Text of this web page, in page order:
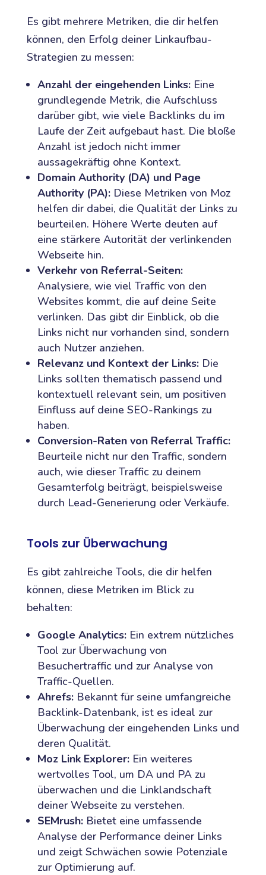
Es gibt mehrere Metriken, die dir helfen
können, den Erfolg deiner Linkaufbau-
Strategien zu messen:
Anzahl der eingehenden Links:Eine
grundlegende Metrik, die Aufschluss
darüber gibt, wie viele Backlinks du im
Laufe der Zeit aufgebaut hast. Die bloße
Anzahl ist jedoch nicht immer
aussagekräftig ohne Kontext.
Domain Authority (DA) und Page
Authority (PA):Diese Metriken von Moz
helfen dir dabei, die Qualität der Links zu
beurteilen. Höhere Werte deuten auf
eine stärkere Autorität der verlinkenden
Webseite hin.
Verkehr von Referral-Seiten:
Analysiere, wie viel Traffic von den
Websites kommt, die auf deine Seite
verlinken. Das gibt dir Einblick, ob die
Links nicht nur vorhanden sind, sondern
auch Nutzer anziehen.
Relevanz und Kontext der Links:Die
Links sollten thematisch passend und
kontextuell relevant sein, um positiven
Einfluss auf deine SEO-Rankings zu
haben.
Conversion-Raten von Referral Traffic:
Beurteile nicht nur den Traffic, sondern
auch, wie dieser Traffic zu deinem
Gesamterfolg beiträgt, beispielsweise
durch Lead-Generierung oder Verkäufe.
Tools zur Überwachung
Es gibt zahlreiche Tools, die dir helfen
können, diese Metriken im Blick zu
behalten:
Google Analytics:Ein extrem nützliches
Tool zur Überwachung von
Besuchertraffic und zur Analyse von
Traffic-Quellen.
Ahrefs:Bekannt für seine umfangreiche
Backlink-Datenbank, ist es ideal zur
Überwachung der eingehenden Links und
deren Qualität.
Moz Link Explorer:Ein weiteres
wertvolles Tool, um DA und PA zu
überwachen und die Linklandschaft
deiner Webseite zu verstehen.
SEMrush:Bietet eine umfassende
Analyse der Performance deiner Links
und zeigt Schwächen sowie Potenziale
zur Optimierung auf.